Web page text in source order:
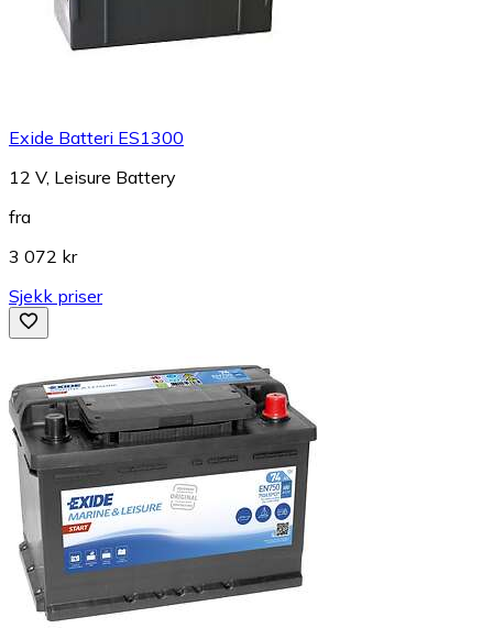
Exide Batteri ES1300
12 V, Leisure Battery
fra
3 072 kr
Sjekk priser